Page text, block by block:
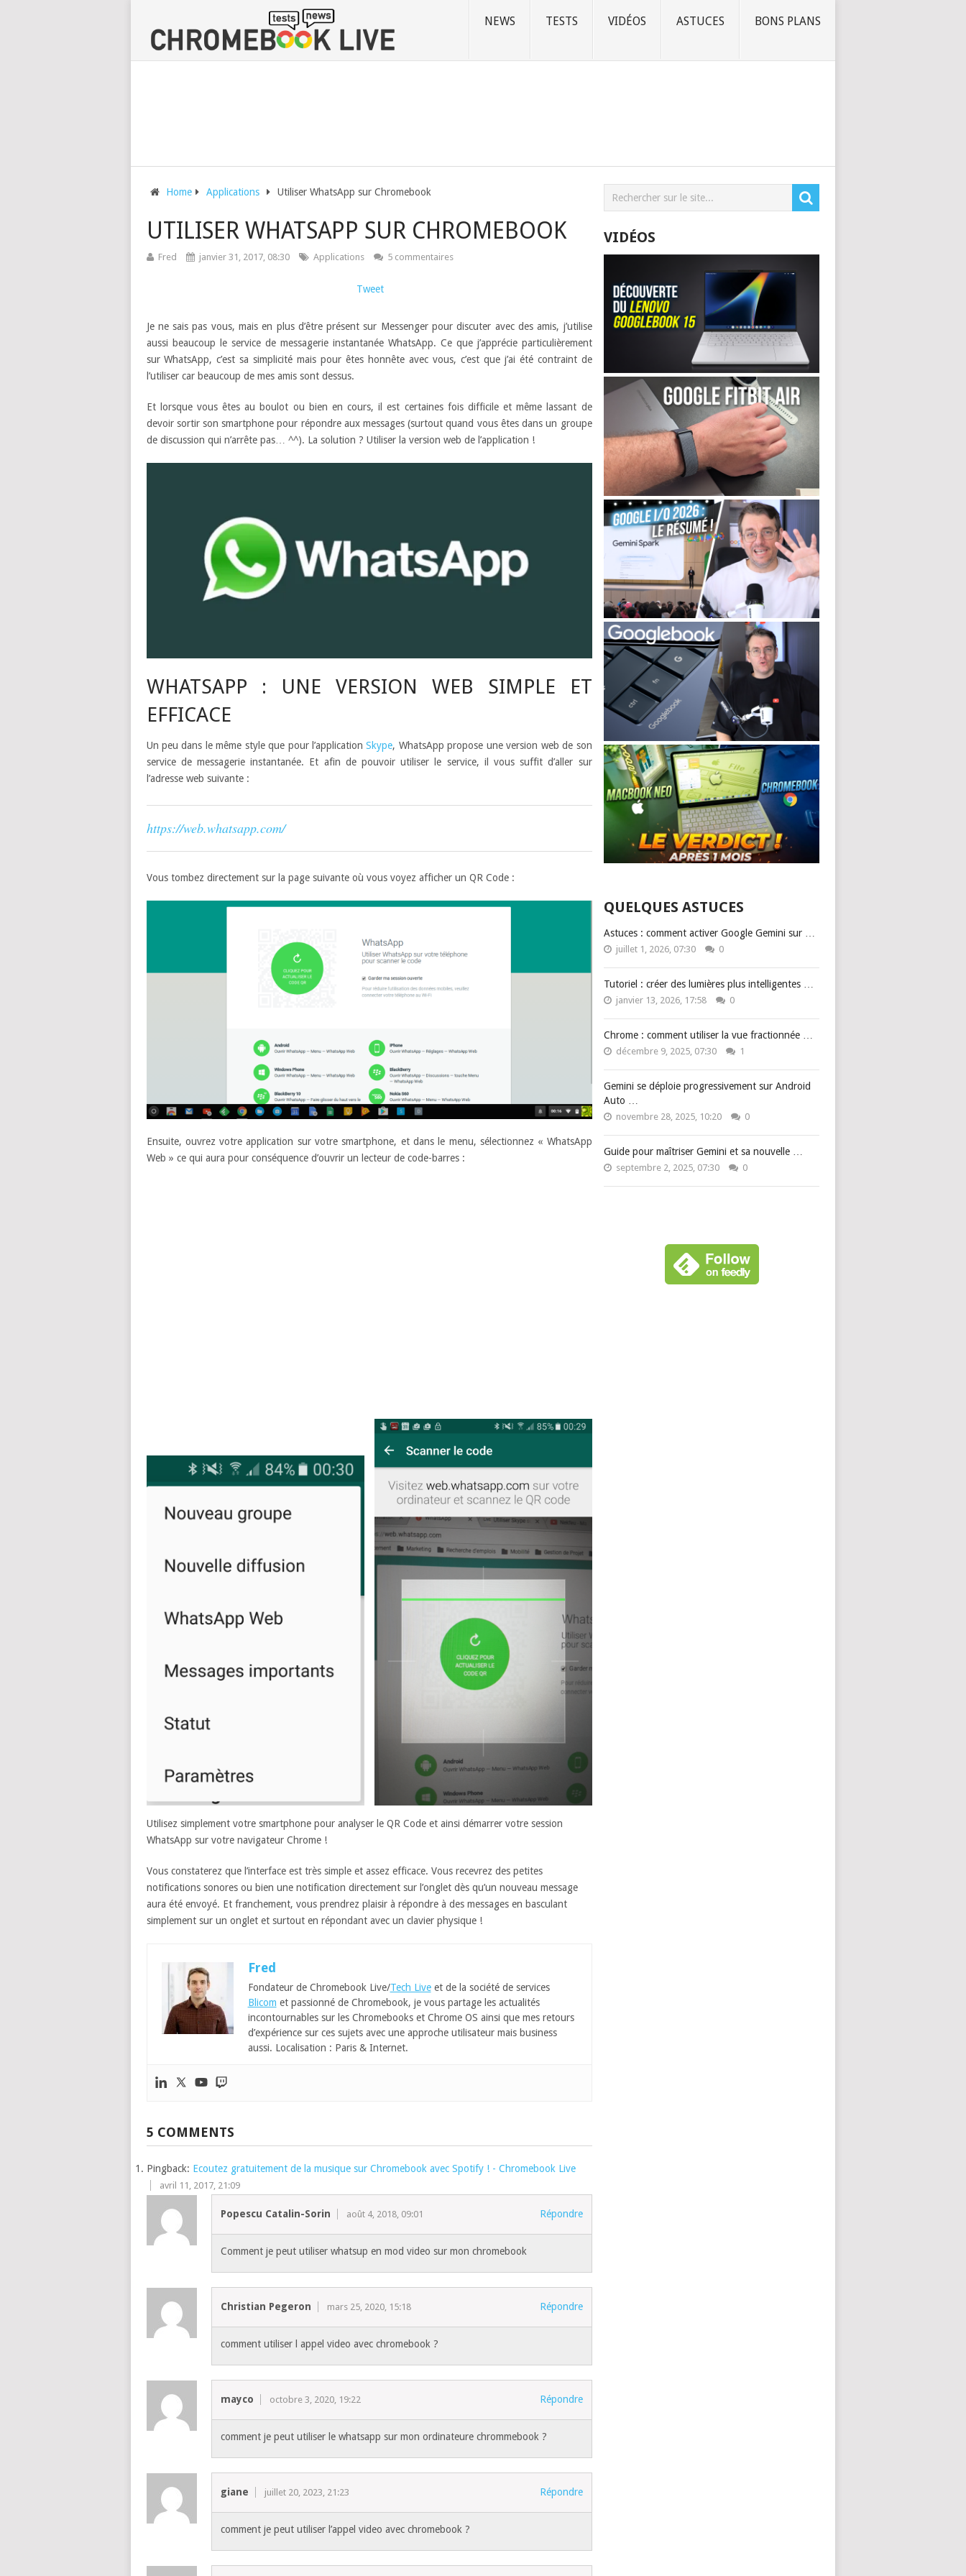
NEWS TESTS VIDÉOS ASTUCES BONS PLANS
Home Applications Utiliser WhatsApp sur Chromebook
UTILISER WHATSAPP SUR CHROMEBOOK
Fred janvier 31, 2017, 08:30 Applications 5 commentaires
Tweet
Je ne sais pas vous, mais en plus d’être présent sur Messenger pour discuter avec des amis, j’utilise
aussi beaucoup le service de messagerie instantanée WhatsApp. Ce que j’apprécie particulièrement
sur WhatsApp, c’est sa simplicité mais pour êtes honnête avec vous, c’est que j’ai été contraint de
l’utiliser car beaucoup de mes amis sont dessus.
Et lorsque vous êtes au boulot ou bien en cours, il est certaines fois difficile et même lassant de
devoir sortir son smartphone pour répondre aux messages (surtout quand vous êtes dans un groupe
de discussion qui n’arrête pas… ^^). La solution ? Utiliser la version web de l’application !
WHATSAPP : UNE VERSION WEB SIMPLE ET
EFFICACE
Un peu dans le même style que pour l’applicationSkype, WhatsApp propose une version web de son
service de messagerie instantanée. Et afin de pouvoir utiliser le service, il vous suffit d’aller sur
l’adresse web suivante :
https://web.whatsapp.com/
Vous tombez directement sur la page suivante où vous voyez afficher un QR Code :
Ensuite, ouvrez votre application sur votre smartphone, et dans le menu, sélectionnez « WhatsApp
Web » ce qui aura pour conséquence d’ouvrir un lecteur de code-barres :
Utilisez simplement votre smartphone pour analyser le QR Code et ainsi démarrer votre session
WhatsApp sur votre navigateur Chrome !
Vous constaterez que l’interface est très simple et assez efficace. Vous recevrez des petites
notifications sonores ou bien une notification directement sur l’onglet dès qu’un nouveau message
aura été envoyé. Et franchement, vous prendrez plaisir à répondre à des messages en basculant
simplement sur un onglet et surtout en répondant avec un clavier physique !
Fred
Fondateur de Chromebook Live/Tech Liveet de la société de services
Blicom et passionné de Chromebook, je vous partage les actualités
incontournables sur les Chromebooks et Chrome OS ainsi que mes retours
d’expérience sur ces sujets avec une approche utilisateur mais business
aussi. Localisation : Paris & Internet.
5 COMMENTS
Pingback: Ecoutez gratuitement de la musique sur Chromebook avec Spotify ! - Chromebook Live
avril 11, 2017, 21:09
Popescu Catalin-Sorin août 4, 2018, 09:01 Répondre
Comment je peut utiliser whatsup en mod video sur mon chromebook
Christian Pegeron mars 25, 2020, 15:18 Répondre
comment utiliser l appel video avec chromebook ?
mayco octobre 3, 2020, 19:22 Répondre
comment je peut utiliser le whatsapp sur mon ordinateure chrommebook ?
giane juillet 20, 2023, 21:23 Répondre
comment je peut utiliser l’appel video avec chromebook ?
VIDÉOS
QUELQUES ASTUCES
Astuces : comment activer Google Gemini sur …
juillet 1, 2026, 07:30 0
Tutoriel : créer des lumières plus intelligentes …
janvier 13, 2026, 17:58 0
Chrome : comment utiliser la vue fractionnée …
décembre 9, 2025, 07:30 1
Gemini se déploie progressivement sur Android
Auto …
novembre 28, 2025, 10:20 0
Guide pour maîtriser Gemini et sa nouvelle …
septembre 2, 2025, 07:30 0